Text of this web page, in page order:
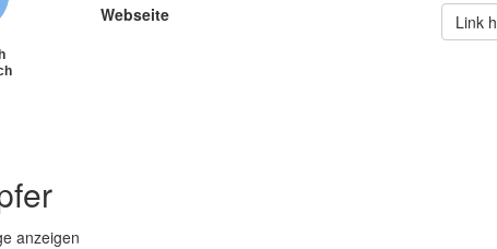
Webseite
Link
anzeigen